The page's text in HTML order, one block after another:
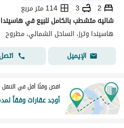
2
3
114 متر مربع
هاسيندا وترز، الساحل الشمالي، مطروح
الإيميل
اقض وقتًا أقل في التنقل
أوجد عقارات وفقاً